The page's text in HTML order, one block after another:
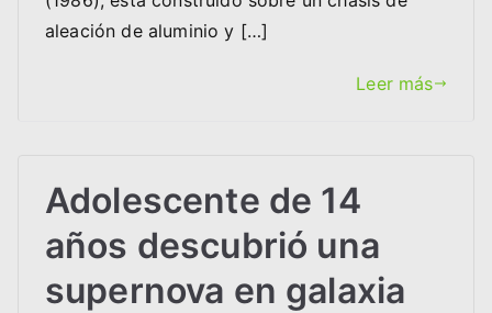
aleación de aluminio y […]
Leer más
Adolescente de 14
años descubrió una
supernova en galaxia